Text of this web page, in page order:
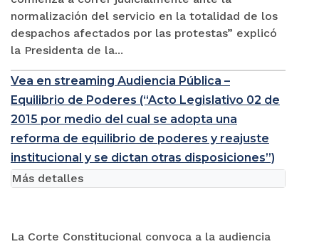
normalización del servicio en la totalidad de los
despachos afectados por las protestas” explicó
la Presidenta de la...
Vea en streaming Audiencia Pública –
Equilibrio de Poderes (“Acto Legislativo 02 de
2015 por medio del cual se adopta una
reforma de equilibrio de poderes y reajuste
institucional y se dictan otras disposiciones”)
La Corte Constitucional convoca a la audiencia
Más detalles